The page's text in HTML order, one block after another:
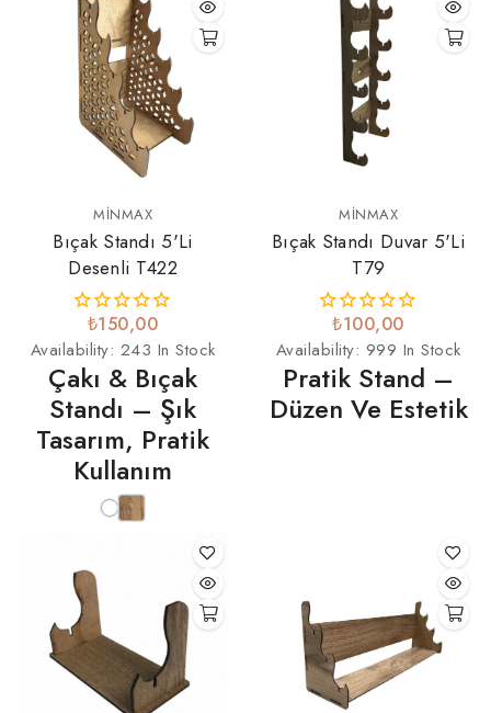
MINMAX
Bıçak Standı 5'li
Desenli T422
₺150,00
Availability: 243 In Stock
Çakı & Bıçak
Standı – Şık
Tasarım, Pratik
Kullanım
MINMAX
Bıçak Standı Duvar 5'li
T79
₺100,00
Availability: 999 In Stock
Pratik Stand –
Düzen Ve Estetik